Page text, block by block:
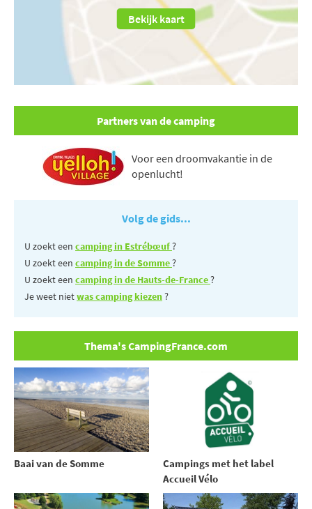
Bekijk kaart
Partners van de camping
Voor een droomvakantie in de
openlucht!
Volg de gids...
U zoekt een camping in Estrébœuf?
U zoekt een camping in de Somme?
U zoekt een camping in de Hauts-de-France?
Je weet nietwas camping kiezen?
Thema's CampingFrance.com
Baai van de Somme
Campings met het label
Accueil Vélo